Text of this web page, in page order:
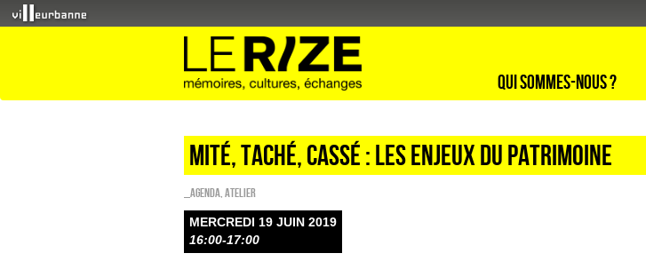
Qui sommes-nous ?
Mité, taché, cassé : les enjeux du patrimoine
_Agenda Atelier
MERCREDI 19 JUIN 2019
16:00-17:00